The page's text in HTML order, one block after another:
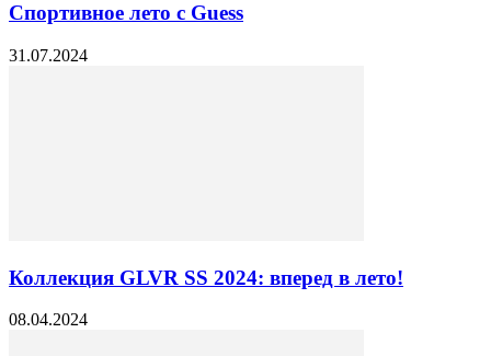
Спортивное лето с Guess
31.07.2024
Коллекция GLVR SS 2024: вперед в лето!
08.04.2024